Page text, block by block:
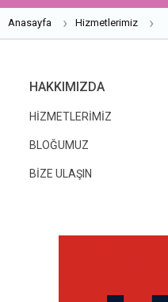
Anasayfa Hizmetlerimiz
HAKKIMIZDA
HİZMETLERİMİZ
BLOĞUMUZ
BİZE ULAŞIN